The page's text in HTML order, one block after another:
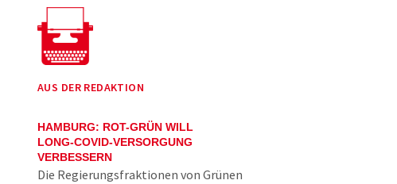
AUS DER REDAKTION
HAMBURG: ROT-GRÜN WILL
LONG-COVID-VERSORGUNG
VERBESSERN
Die Regierungsfraktionen von Grünen